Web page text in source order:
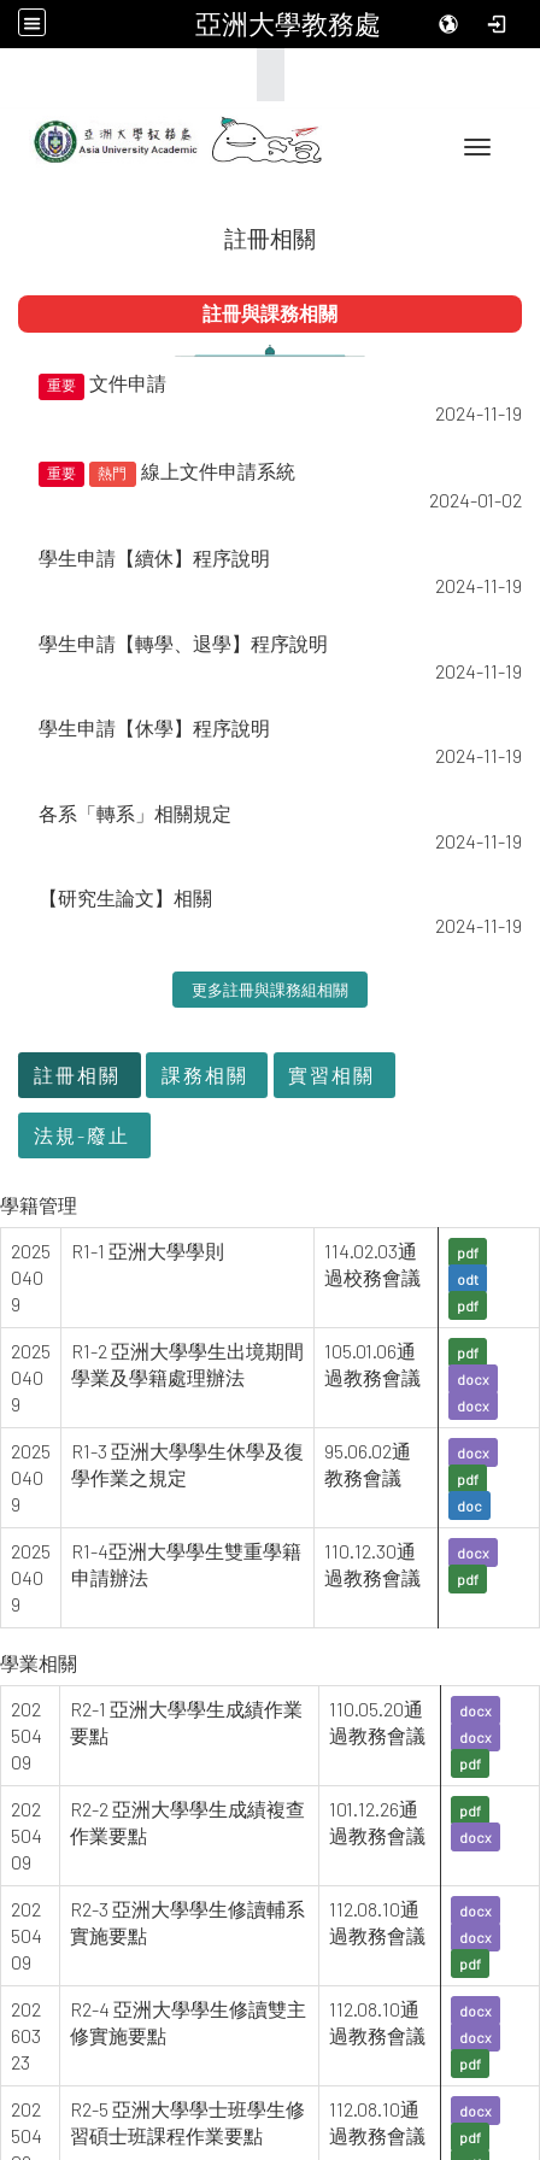
亞洲大學教務處
Toggle
註冊相關
註冊與課務相關
重要
文件申請
2024-11-19
重要 熱門
線上文件申請系統
2024-01-02
學生申請【續休】程序說明
2024-11-19
學生申請【轉學、退學】程序說明
2024-11-19
學生申請【休學】程序說明
2024-11-19
各系「轉系」相關規定
2024-11-19
【研究生論文】相關
2024-11-19
更多註冊與課務組相關
註冊相關 課務相關 實習相關
法規-廢止
學籍管理
2025
040
9
R1-1 亞洲大學學則
114.02.03通
過校務會議
pdf
odt
pdf
2025
040
9
R1-2 亞洲大學學生出境期間
學業及學籍處理辦法
105.01.06通
過教務會議
pdf
docx
docx
2025
040
9
R1-3 亞洲大學學生休學及復
學作業之規定
95.06.02通
教務會議
docx
pdf
doc
2025
040
9
R1-4亞洲大學學生雙重學籍
申請辦法
110.12.30通
過教務會議
docx
pdf
學業相關
202
504
09
R2-1 亞洲大學學生成績作業
要點
110.05.20通
過教務會議
docx
docx
pdf
202
504
09
R2-2 亞洲大學學生成績複查
作業要點
101.12.26通
過教務會議
pdf
docx
202
504
09
R2-3 亞洲大學學生修讀輔系
實施要點
112.08.10通
過教務會議
docx
docx
pdf
202
603
23
R2-4 亞洲大學學生修讀雙主
修實施要點
112.08.10通
過教務會議
docx
docx
pdf
202
504
R2-5 亞洲大學學士班學生修
習碩士班課程作業要點
112.08.10通
過教務會議
docx
pdf